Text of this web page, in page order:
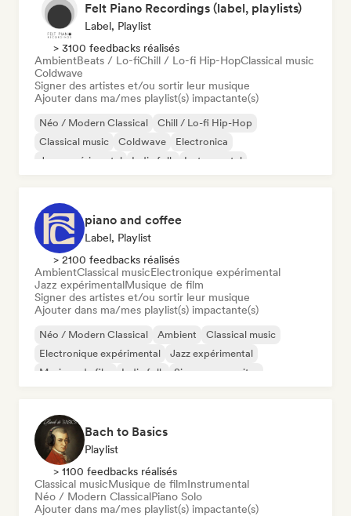
Felt Piano Recordings (label, playlists)
Label, Playlist
> 3100 feedbacks réalisés
AmbientBeats / Lo-fiChill / Lo-fi Hip-HopClassical music
Coldwave
Signer des artistes et/ou sortir leur musique
Ajouter dans ma/mes playlist(s) impactante(s)
Néo / Modern Classical
Chill / Lo-fi Hip-Hop
Classical music
Coldwave
Electronica
Jazz expérimental
Indie folk Instrumental
piano and coffee
Label, Playlist
> 2100 feedbacks réalisés
AmbientClassical musicElectronique expérimental
Jazz expérimentalMusique de film
Signer des artistes et/ou sortir leur musique
Ajouter dans ma/mes playlist(s) impactante(s)
Néo / Modern Classical Ambient
Classical music
Electronique expérimental
Jazz expérimental
Musique de film
Indie folk Singer-songwriter
Bach to Basics
Playlist
> 1100 feedbacks réalisés
Classical musicMusique de filmInstrumental
Néo / Modern ClassicalPiano Solo
Ajouter dans ma/mes playlist(s) impactante(s)